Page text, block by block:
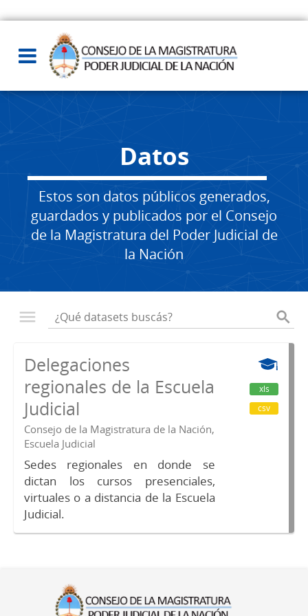
Datos
Estos son datos públicos generados,
guardados y publicados por el Consejo
de la Magistratura del Poder Judicial de
la Nación
Delegaciones
regionales de la Escuela
Judicial
Consejo de la Magistratura de la Nación,
Escuela Judicial
Sedes regionales en donde se
dictan los cursos presenciales,
virtuales o a distancia de la Escuela
Judicial.
xls
csv